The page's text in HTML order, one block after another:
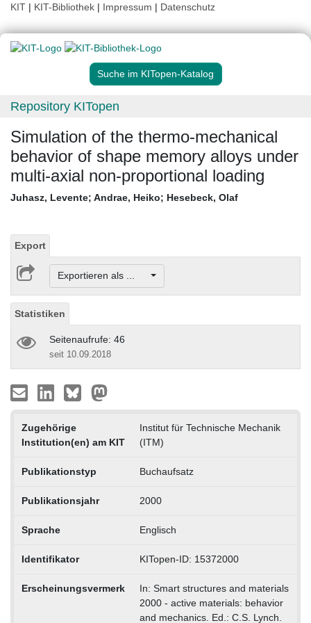
KIT | KIT-Bibliothek | Impressum | Datenschutz
Suche im KITopen-Katalog
Repository KITopen
Simulation of the thermo-mechanical
behavior of shape memory alloys under
multi-axial non-proportional loading
Juhasz, Levente; Andrae, Heiko; Hesebeck, Olaf
Export
Exportieren als ...
Statistiken
Seitenaufrufe: 46
seit 10.09.2018
Zugehörige
Institution(en) am KIT
Institut für Technische Mechanik
(ITM)
Publikationstyp Buchaufsatz
Publikationsjahr 2000
Sprache Englisch
Identifikator KITopen-ID: 15372000
Erscheinungsvermerk
In: Smart structures and materials
2000 - active materials: behavior
and mechanics. Ed.: C.S. Lynch.